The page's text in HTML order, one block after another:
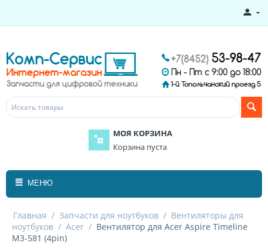
МОЯ КОРЗИНА
Корзина пуста
МЕНЮ
Главная / Запчасти для ноутбуков / Вентиляторы для
ноутбуков / Acer / Вентилятор для Acer Aspire Timeline
M3-581 (4pin)